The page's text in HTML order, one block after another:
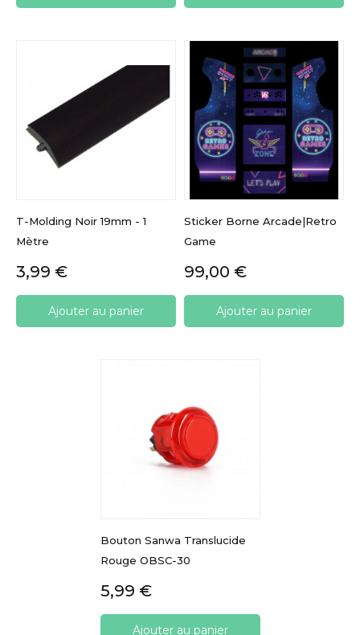
T-Molding Noir 19mm - 1
Mètre
Prix
3,99 €
Ajouter au panier
Sticker Borne Arcade|Retro
Game
Prix
99,00 €
Ajouter au panier
Bouton Sanwa Translucide
Rouge OBSC-30
Prix
5,99 €
Ajouter au panier